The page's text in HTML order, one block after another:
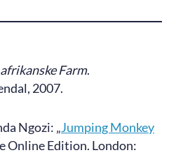
Farm.
2007.
Ngozi: „Jumping Monkey
Online Edition. London: